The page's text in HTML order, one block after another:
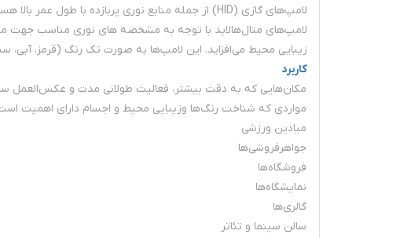
لامپ‌های گازی (HID) از جمله منابع نوری پربازده با طول عمر بالا هستند که باتوجه به اینکه از شار نوری مناسبی برخوردارند در معابر و مکان‌های صنعتی و تجاری استفاده می‌شوند.
لامپ‌های متال‌هالاید با توجه به مشخصه های نوری مناسب جهت
زیبایی محیط می‌افزاید. این لامپ‌ها به صورت تک رنگ (قرمز، آبی،
کاربرد
مکان‌هایی که به دقت بیشتر، فعالیت طولانی مدت و عکس‌العمل
مواردی که شناخت رنگ‌ها وزیبایی محیط و اجسام دارای اهمیت
میادین ورزشی
جواهرفروشی‌ها
فروشگاه‌ها
نمایشگاه‌ها
گالری‌ها
سالن سینما و تئاتر